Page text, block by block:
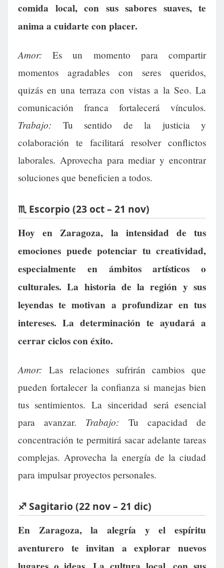
comida local, con sus sabores suaves, te
anima a cuidarte con placer.
Amor: Es un momento para compartir
momentos agradables con seres queridos,
quizás en una terraza con vistas a la Seo. La
comunicación franca fortalecerá vínculos.
Trabajo: Tu sentido de la justicia y
colaboración te facilitará resolver conflictos
laborales. Aprovecha para mediar y encontrar
soluciones que beneficien a todos.
♏ Escorpio (23 oct – 21 nov)
Hoy en Zaragoza, la intensidad de tus
emociones puede potenciar tu creatividad,
especialmente en ámbitos artísticos o
culturales. La historia de la región y sus
leyendas te motivan a profundizar en tus
intereses. La determinación te ayudará a
cerrar ciclos con éxito.
Amor: Las relaciones sufrirán cambios que
pueden fortalecer la confianza si manejas bien
tus sentimientos. La sinceridad será esencial
para avanzar. Trabajo: Tu capacidad de
concentración te permitirá sacar adelante tareas
complejas. Aprovecha la energía de la ciudad
para impulsar proyectos personales.
♐ Sagitario (22 nov – 21 dic)
En Zaragoza, la alegría y el espíritu
aventurero te invitan a explorar nuevos